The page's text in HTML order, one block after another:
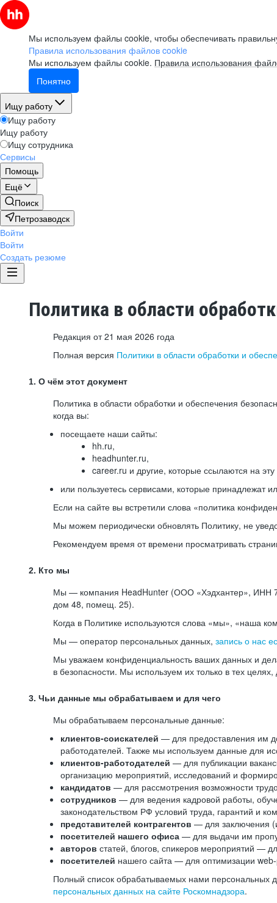
Мы используем файлы cookie, чтобы обеспечивать
Правила использования файлов cookie
Мы используем файлы cookie. Правила использования
Понятно
Ищу работу
Ищу работу
Ищу работу
Ищу сотрудника
Сервисы
Помощь
Ещё
Поиск
Петрозаводск
Войти
Войти
Создать резюме
Политика в области
Редакция от 21 мая 2026 года
Полная версия Политики в области обработки и
1. О чём этот документ
Политика в области обработки и обеспечения
когда вы:
посещаете наши сайты:
hh.ru,
headhunter.ru,
career.ru и другие, которые ссылаются на эту
или пользуетесь сервисами, которые принадлежат
Если на сайте вы встретили слова «политика
Мы можем периодически обновлять Политику, не
Рекомендуем время от времени просматривать
2. Кто мы
Мы — компания HeadHunter (ООО «Хэдхантер», ИНН
дом 48, помещ. 25).
Когда в Политике используются слова «мы», «наша
Мы — оператор персональных данных, запись о нас
Мы уважаем конфиденциальность ваших данных и
в безопасности. Мы используем их только в тех
3. Чьи данные мы обрабатываем и для чего
Мы обрабатываем персональные данные:
клиентов-соискателей — для предоставления им
работодателей. Также мы используем данные для
клиентов-работодателей — для публикации
организацию мероприятий, исследований и
кандидатов — для рассмотрения возможности
сотрудников — для ведения кадровой работы,
законодательством РФ условий труда, гарантий и
представителей контрагентов — для заключения
посетителей нашего офиса — для выдачи им
авторов статей, блогов, спикеров мероприятий —
посетителей нашего сайта — для оптимизации
Полный список обрабатываемых нами персональных
персональных данных на сайте Роскомнадзора.